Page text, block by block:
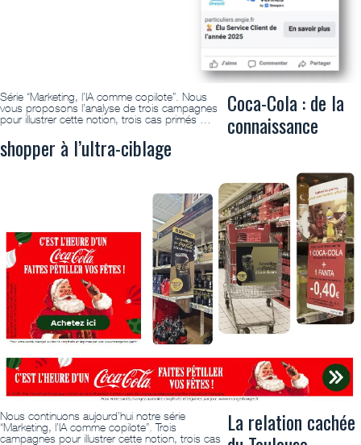
Série “Marketing, l’IA comme copilote”. Nous
vous proposons l’analyse de trois campagnes
pour illustrer cette notion, trois cas primés …
Coca-Cola : de la
connaissance
shopper à l’ultra-ciblage
Nous continuons aujourd’hui notre série
“Marketing, l’IA comme copilote”. Trois
campagnes pour illustrer cette notion, trois cas
La relation cachée